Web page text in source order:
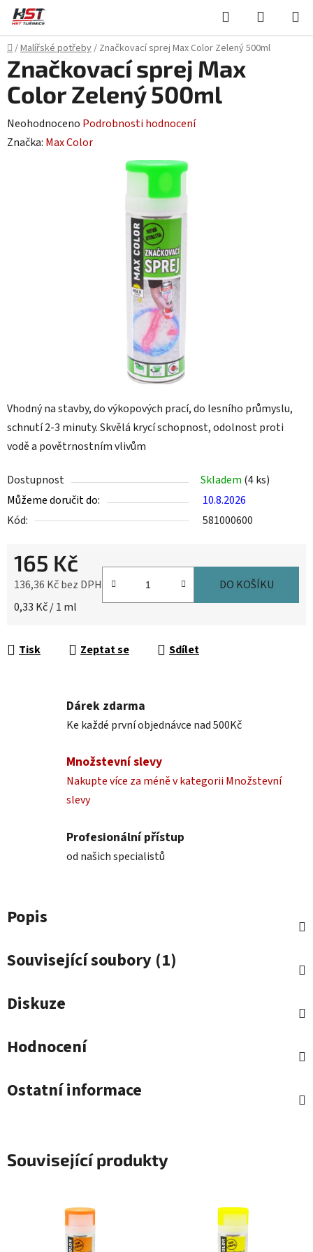
Přejít
obsah
Hledat
KOŠÍK
Domů
/Malířské potřeby/ Značkovací sprej Max Color Zelený 500ml
Vhodný na stavby, do výkopových prací, do lesního průmyslu,
schnutí 2-3 minuty. Skvělá krycí schopnost, odolnost proti
vodě a povětrnostním vlivům
Dostupnost Skladem (4 ks)
Můžeme doručit do:
10.8.2026
Kód:
581000600
165 Kč
136,36 Kč bez DPH
Měrná cena:
0,33 Kč / 1 ml
DO KOŠÍKU
Tisk Zeptat se Sdílet
Značkovací sprej Max
Color Zelený 500ml
Průměrné
hodnocení
Neohodnoceno Podrobnosti hodnocení
Značka: Max Color
Dárek zdarma
Ke každé první objednávce nad 500Kč
Množstevní slevy
Nakupte více za méně v kategorii Množstevní
slevy
Profesionální přístup
od našich specialistů
Popis
Související soubory (1)
Diskuze
Hodnocení
Ostatní informace
Související produkty